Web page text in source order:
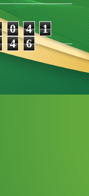
0 4
1
4 6